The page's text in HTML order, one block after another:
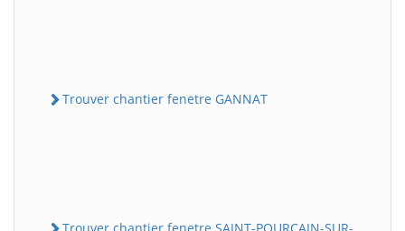
Trouver chantier fenetre GANNAT